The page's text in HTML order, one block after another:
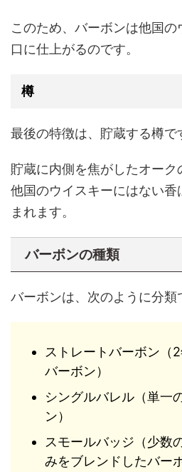
このため、バーボンは他国
口に仕上がるのです。
樽
最後の特徴は、貯蔵する樽で
貯蔵に内側を焦がしたオーク
他国のウイスキーにはない香
まれます。
バーボンの種類
バーボンは、次のように分類
ストレートバーボン（
バーボン）
シングルバレル（単一
ン）
スモールバッジ（少数
みをブレンドしたバー